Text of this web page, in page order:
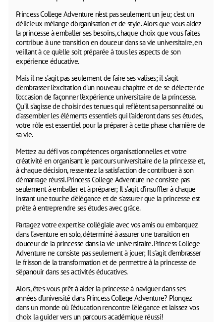
Princess College Adventure n’est pas seulement un jeu; c’est un
délicieux mélange d’organisation et de style. Alors que vous aidez
la princesse à emballer ses besoins, chaque choix que vous faites
contribue à une transition en douceur dans sa vie universitaire, en
veillant à ce qu’elle soit préparée à tous les aspects de son
expérience éducative.
Mais il ne s’agit pas seulement de faire ses valises; il s’agit
d’embrasser l’excitation d’un nouveau chapitre et de se délecter de
l’occasion de façonner l’expérience universitaire de la princesse.
Qu’il s’agisse de choisir des tenues qui reflètent sa personnalité ou
d’assembler les éléments essentiels qui l’aideront dans ses études,
votre rôle est essentiel pour la préparer à cette phase charnière de
sa vie.
Mettez au défi vos compétences organisationnelles et votre
créativité en organisant le parcours universitaire de la princesse et,
à chaque décision, ressentez la satisfaction de contribuer à son
démarrage réussi. Princess College Adventure ne consiste pas
seulement à emballer et à préparer; Il s’agit d’insuffler à chaque
instant une touche d’élégance et de s’assurer que la princesse est
prête à entreprendre ses études avec grâce.
Partagez votre expertise collégiale avec vos amis ou embarquez
dans l’aventure en solo, déterminé à assurer une transition en
douceur de la princesse dans la vie universitaire. Princess College
Adventure ne consiste pas seulement à jouer; Il s’agit d’embrasser
le frisson de la transformation et de permettre à la princesse de
s’épanouir dans ses activités éducatives.
Alors, êtes-vous prêt à aider la princesse à naviguer dans ses
années d’université dans Princess College Adventure? Plongez
dans un monde où l’éducation rencontre l’élégance et laissez vos
choix la guider vers un parcours académique réussi!